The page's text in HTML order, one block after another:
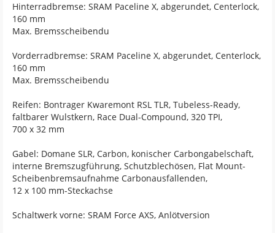
Hinterradbremse: SRAM Paceline X, abgerundet, Centerlock,
160 mm
Max. Bremsscheibendu
Vorderradbremse: SRAM Paceline X, abgerundet, Centerlock,
160 mm
Max. Bremsscheibendu
Reifen: Bontrager Kwaremont RSL TLR, Tubeless-Ready,
faltbarer Wulstkern, Race Dual-Compound, 320 TPI,
700 x 32 mm
Gabel: Domane SLR, Carbon, konischer Carbongabelschaft,
interne Bremszugführung, Schutzblechösen, Flat Mount-
Scheibenbremsaufnahme Carbonausfallenden,
12 x 100 mm-Steckachse
Schaltwerk vorne: SRAM Force AXS, Anlötversion